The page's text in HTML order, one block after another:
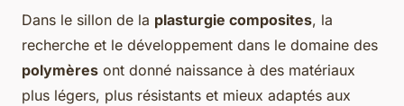
Dans le sillon de la plasturgie composites, la
recherche et le développement dans le domaine des
polymères ont donné naissance à des matériaux
plus légers, plus résistants et mieux adaptés aux